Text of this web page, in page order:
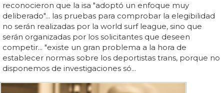
reconocieron que la isa "adoptó un enfoque muy
deliberado"... las pruebas para comprobar la elegibilidad
no serán realizadas por la world surf league, sino que
serán organizadas por los solicitantes que deseen
competir... "existe un gran problema a la hora de
establecer normas sobre los deportistas trans, porque no
disponemos de investigaciones só...